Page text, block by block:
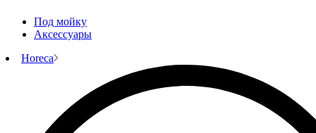
Под мойку
Аксессуары
Horeca